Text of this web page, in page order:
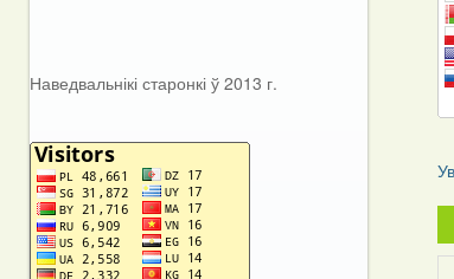
Наведвальнікі старонкі ў 2013 г.